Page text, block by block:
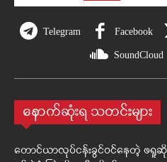
Telegram Facebook
SoundCloud
နောက်ဆုံးရ သတင်းများ
တောင်ယာလုပ်ငန်းခွင်ဝင်နေတဲ့ ဖ